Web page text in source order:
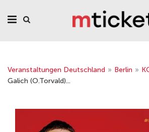
Veranstaltungen Deutschland » Berlin »
Galich (O.Torvald)...